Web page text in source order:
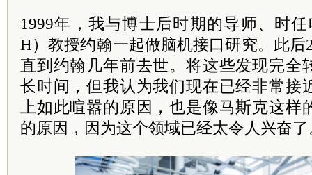
1999年，我与博士后时期的导师、时
H）教授约翰一起做脑机接口研究。此后
直到约翰几年前去世。将这些发现完全
长时间，但我认为我们现在已经非常接
上如此喧嚣的原因，也是像马斯克这样
的原因，因为这个领域已经太令人兴奋了